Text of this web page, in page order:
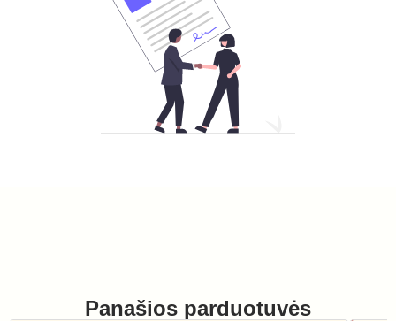
Panašios parduotuvės